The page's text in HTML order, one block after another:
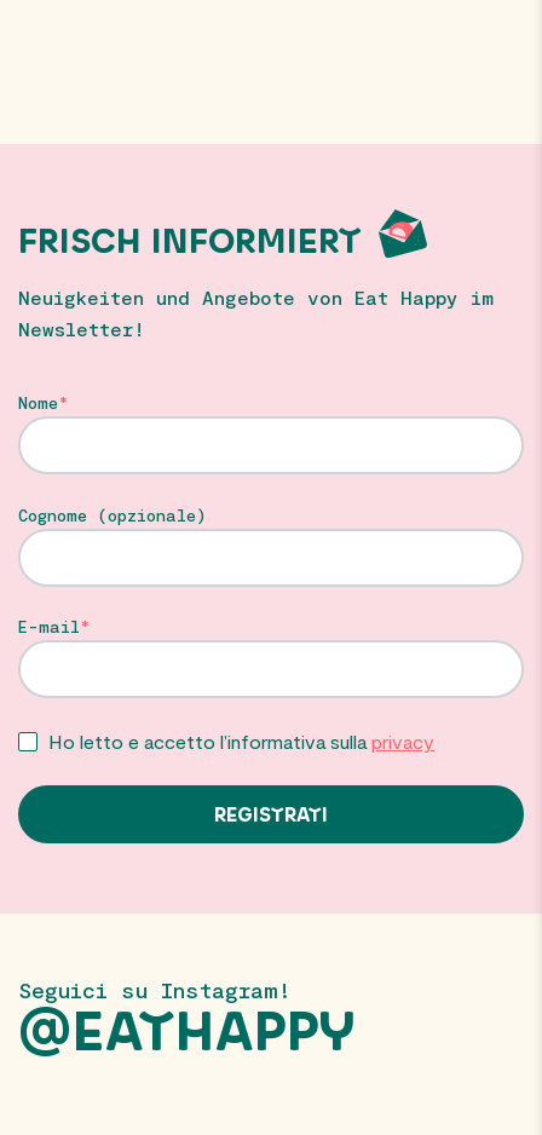
FRISCH INFORMIERT
Neuigkeiten und Angebote von Eat Happy im
Newsletter!
Nome
Cognome (opzionale)
E-mail
Ho letto e accetto l’informativa sulla privacy
Seguici su Instagram!
@EATHAPPY